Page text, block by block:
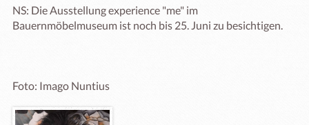
NS: Die Ausstellung experience "me" im
Bauernmöbelmuseum ist noch bis 25. Juni zu besichtigen.
Foto: Imago Nuntius